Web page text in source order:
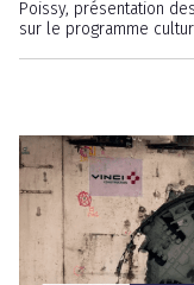
Poissy, présentation
sur le programme